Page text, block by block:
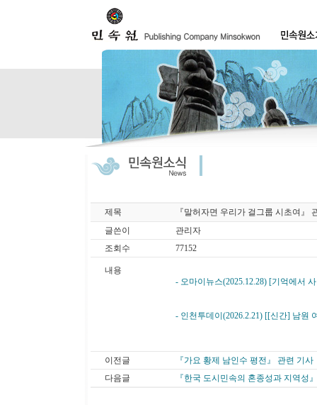
제목
『말허자면 우리가 걸그룹 시초여』
글쓴이
관리자
조회수
77152
내용
- 오마이뉴스(2025.12.28) [기억에서
- 인천투데이(2026.2.21) [[신간] 남원
이전글
『가요 황제 남인수 평전』 관련 기사
다음글
『한국 도시민속의 혼종성과 지역성